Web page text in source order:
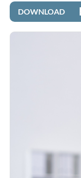
DOWNLOAD